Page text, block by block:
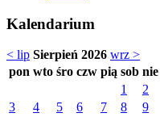
Kalendarium
< lip Sierpień 2026 wrz >
pon wto śro czw pią sob nie
1
2
3
4 5 6 7 8
9